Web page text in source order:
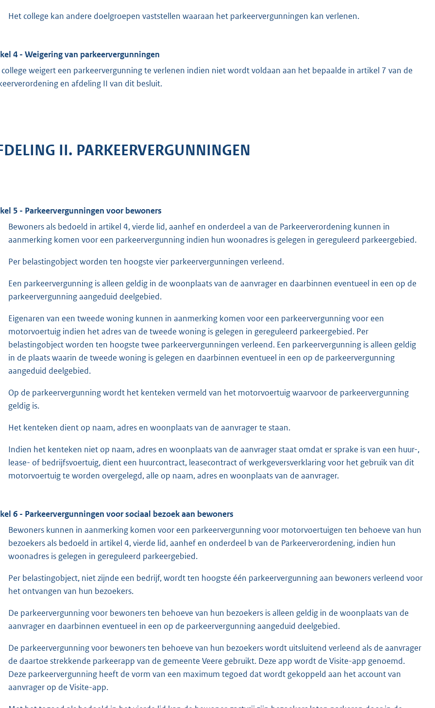
Het college kan andere doelgroepen vaststellen waaraan het parkeervergunningen kan verlenen.
4 - Weigering van parkeervergunningen
weigert een parkeervergunning te verlenen indien niet wordt voldaan aan het bepaalde in artikel 7 van de
en afdeling II van dit besluit.
II. PARKEERVERGUNNINGEN
5 - Parkeervergunningen voor bewoners
Bewoners als bedoeld in artikel 4, vierde lid, aanhef en onderdeel a van de Parkeerverordening kunnen in
aanmerking komen voor een parkeervergunning indien hun woonadres is gelegen in gereguleerd parkeergebied.
Per belastingobject worden ten hoogste vier parkeervergunningen verleend.
Een parkeervergunning is alleen geldig in de woonplaats van de aanvrager en daarbinnen eventueel in een op de
parkeervergunning aangeduid deelgebied.
Eigenaren van een tweede woning kunnen in aanmerking komen voor een parkeervergunning voor een
motorvoertuig indien het adres van de tweede woning is gelegen in gereguleerd parkeergebied. Per
belastingobject worden ten hoogste twee parkeervergunningen verleend. Een parkeervergunning is alleen geldig
in de plaats waarin de tweede woning is gelegen en daarbinnen eventueel in een op de parkeervergunning
aangeduid deelgebied.
Op de parkeervergunning wordt het kenteken vermeld van het motorvoertuig waarvoor de parkeervergunning
geldig is.
Het kenteken dient op naam, adres en woonplaats van de aanvrager te staan.
Indien het kenteken niet op naam, adres en woonplaats van de aanvrager staat omdat er sprake is van een huur-,
lease- of bedrijfsvoertuig, dient een huurcontract, leasecontract of werkgeversverklaring voor het gebruik van dit
motorvoertuig te worden overgelegd, alle op naam, adres en woonplaats van de aanvrager.
6 - Parkeervergunningen voor sociaal bezoek aan bewoners
Bewoners kunnen in aanmerking komen voor een parkeervergunning voor motorvoertuigen ten behoeve van hun
bezoekers als bedoeld in artikel 4, vierde lid, aanhef en onderdeel b van de Parkeerverordening, indien hun
woonadres is gelegen in gereguleerd parkeergebied.
Per belastingobject, niet zijnde een bedrijf, wordt ten hoogste één parkeervergunning aan bewoners verleend voor
het ontvangen van hun bezoekers.
De parkeervergunning voor bewoners ten behoeve van hun bezoekers is alleen geldig in de woonplaats van de
aanvrager en daarbinnen eventueel in een op de parkeervergunning aangeduid deelgebied.
De parkeervergunning voor bewoners ten behoeve van hun bezoekers wordt uitsluitend verleend als de aanvrager
de daartoe strekkende parkeerapp van de gemeente Veere gebruikt. Deze app wordt de Visite-app genoemd.
Deze parkeervergunning heeft de vorm van een maximum tegoed dat wordt gekoppeld aan het account van
aanvrager op de Visite-app.